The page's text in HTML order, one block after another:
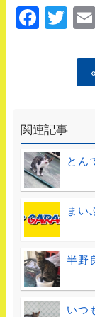
関連記事
とん
まい
半野
いつ